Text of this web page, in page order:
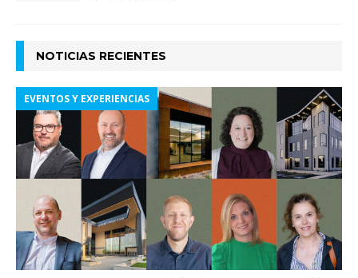
NOTICIAS RECIENTES
EVENTOS Y EXPERIENCIAS